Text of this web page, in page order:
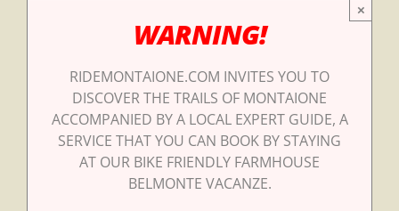
WARNING!
RIDEMONTAIONE.COM INVITES YOU TO
DISCOVER THE TRAILS OF MONTAIONE
ACCOMPANIED BY A LOCAL EXPERT GUIDE, A
SERVICE THAT YOU CAN BOOK BY STAYING
AT OUR BIKE FRIENDLY FARMHOUSE
BELMONTE VACANZE.
×